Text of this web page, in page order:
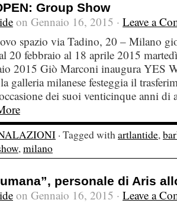
Group Show
on Gennaio 16, 2015 · Leave a
spazio via Tadino, 20 – Milano
20 febbraio al 18 aprile 2015
2015 Giò Marconi inaugura YES
galleria milanese festeggia il
dei suoi venticinque anni di
· Tagged withartlantide,
,milano
personale di Aris
on Gennaio 16, 2015 · Leave a